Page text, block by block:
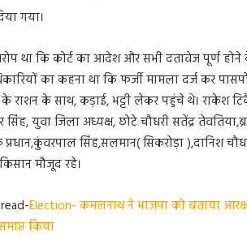
गया।
था कि कोर्ट का आदेश और सभी दतावेज पूर्ण होने
का कहना था कि फर्जी मामला दर्ज कर
राशन के साथ, कड़ाई, भट्टी लेकर पहुंचे थे। राकेश
युवा जिला अध्यक्ष, छोटे चौधरी सतेंद्र
सिंह,सलमान( सिकरोड़ा ),दानिश
मौजूद रहे।
Election- कमलनाथ ने भाजपा को बताया
किया